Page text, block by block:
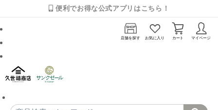
便利でお得な公式アプリはこちら！
店舗を探す お気に入り カート マイページ